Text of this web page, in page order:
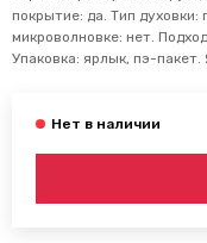
покрытие: да. Тип духовки:
микроволновке: нет.
Упаковка: ярлык, пэ-пакет.